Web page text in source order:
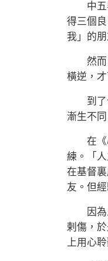
中五畢
得三個
我」的
然而，
橫逆，才
到了今
漸生不
在《心
練。「
在基督
友。但
因為人
剌傷，
上用心